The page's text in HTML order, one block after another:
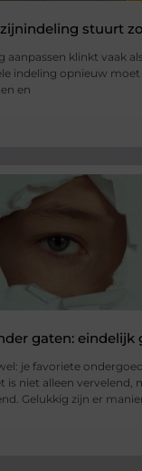
stuurt
aanpassen klinkt vaak
indeling opnieuw moet
en
gaten: eindelijk
je favoriete
is niet alleen vervelend,
Gelukkig zijn er